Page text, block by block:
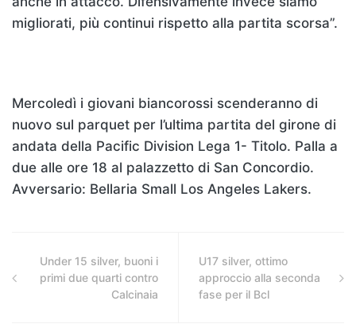
migliorati, più continui rispetto alla partita scorsa”.
Mercoledì i giovani biancorossi scenderanno di
nuovo sul parquet per l’ultima partita del girone di
andata della Pacific Division Lega 1- Titolo. Palla a
due alle ore 18 al palazzetto di San Concordio.
Avversario: Bellaria Small Los Angeles Lakers.
Under 15 silver, buoni i
primi due quarti contro
Calcinaia
U17 silver, ottimo
approccio alla seconda
fase per il Bcl